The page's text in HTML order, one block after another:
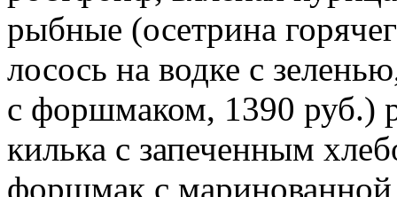
рыбные (осетрина
лосось на водке с
с форшмаком, 1390 руб.)
килька с запеченным
форшмак с